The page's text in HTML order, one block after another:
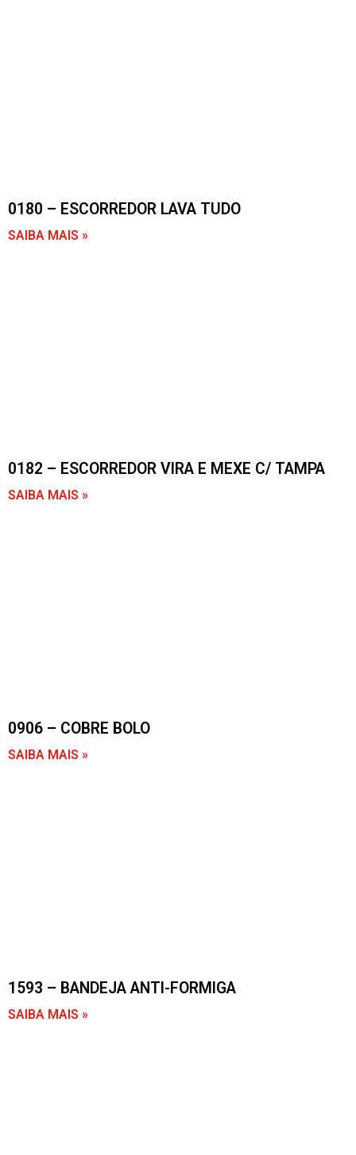
0180 – ESCORREDOR LAVA TUDO
SAIBA MAIS »
0182 – ESCORREDOR VIRA E MEXE C/ TAMPA
SAIBA MAIS »
0906 – COBRE BOLO
SAIBA MAIS »
1593 – BANDEJA ANTI-FORMIGA
SAIBA MAIS »